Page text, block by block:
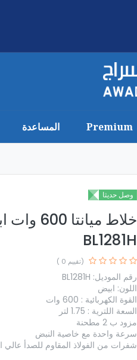
Premium المساعدة
وصل حديثا
BL1281H
(تقييم 0 )
رقم الموديل: BL1281H
اللون: ابيض
القوة الكهربائية : 600 وات
السعة اللترية : 1.75 لتر
مزود ب 2 مطحنة
سرعة واحدة مع خاصية النبض
شفرات من الفولاذ المقاوم للصدأ عالي